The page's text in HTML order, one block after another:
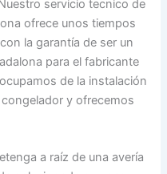
servicio tecnico de
ofrece unos tiempos
la garantía de ser un
para el fabricante
de la instalación
y ofrecemos
a raíz de una avería